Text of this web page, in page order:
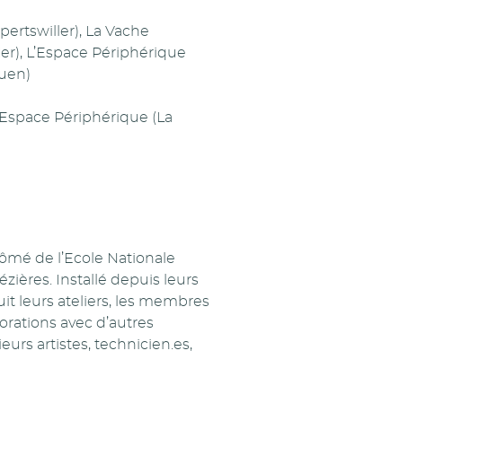
La Vache
L’Espace Périphérique
Périphérique (La
de l’Ecole Nationale
Installé depuis leurs
leurs ateliers, les membres
avec d’autres
artistes, technicien.es,